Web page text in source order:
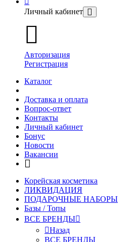
Личный кабинет
Авторизация
Регистрация
Каталог
Доставка и оплата
Вопрос-ответ
Контакты
Личный кабинет
Бонус
Новости
Вакансии
Корейская косметика
ЛИКВИДАЦИЯ
ПОДАРОЧНЫЕ НАБОРЫ
Базы / Топы
ВСЕ БРЕНДЫ
Назад
ВСЕ БРЕНДЫ